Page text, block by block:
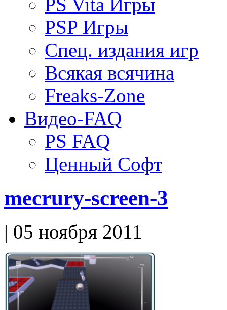
PSP Игры
Спец. издания игр
Всякая всячина
Freaks-Zone
Видео-FAQ
PS FAQ
Ценный Софт
mecrury-screen-3
| 05 ноября 2011